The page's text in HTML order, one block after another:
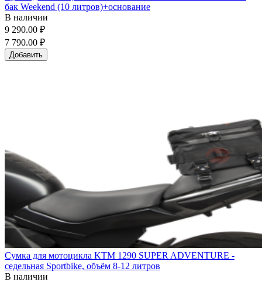
бак Weekend (10 литров)+основание
В наличии
9 290.00 ₽
7 790.00 ₽
Добавить
Сумка для мотоцикла KTM 1290 SUPER ADVENTURE -
седельная Sportbike, объём 8-12 литров
В наличии